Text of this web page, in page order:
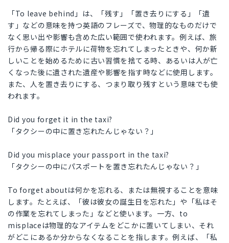
「To leave behind」は、「残す」「置き去りにする」「遺
す」などの意味を持つ英語のフレーズで、物理的なものだけで
なく思い出や影響も含めた広い範囲で使われます。例えば、旅
行から帰る際にホテルに荷物を忘れてしまったときや、何か新
しいことを始めるために古い習慣を捨てる時、あるいは人が亡
くなった後に遺された遺産や影響を指す時などに使用します。
また、人を置き去りにする、つまり取り残すという意味でも使
われます。
Did you forget it in the taxi?
「タクシーの中に置き忘れたんじゃない？」
Did you misplace your passport in the taxi?
「タクシーの中にパスポートを置き忘れたんじゃない？」
To forget aboutは何かを忘れる、または無視することを意味
します。たとえば、「彼は彼女の誕生日を忘れた」や「私はそ
の作業を忘れてしまった」などと使います。一方、to
misplaceは物理的なアイテムをどこかに置いてしまい、それ
がどこにあるか分からなくなることを指します。例えば、「私